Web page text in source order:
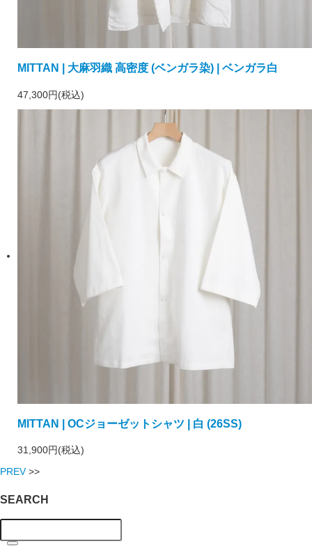
MITTAN | 大麻羽織 高密度 (ベンガラ染) | ベンガラ白
47,300円(税込)
MITTAN | OCジョーゼットシャツ | 白 (26SS)
31,900円(税込)
PREV>>
SEARCH